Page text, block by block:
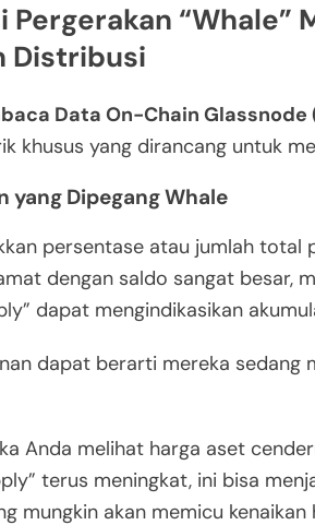
“Whale”
Distribusi
Data On-Chain Glassnode
khusus yang dirancang untuk
yang Dipegang Whale
persentase atau jumlah total
dengan saldo sangat besar,
dapat mengindikasikan
dapat berarti mereka sedang
Anda melihat harga aset
terus meningkat, ini bisa
mungkin akan memicu